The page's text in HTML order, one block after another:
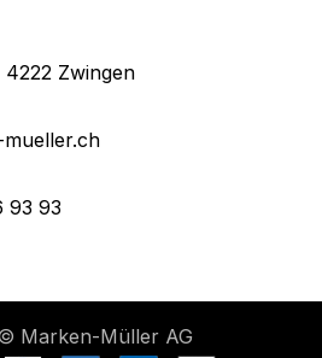
4222 Zwingen
93 93
Marken-Müller AG